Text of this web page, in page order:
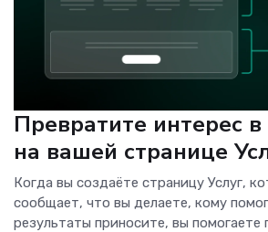
Превратите интерес
на вашей странице
Когда вы создаёте страницу Услуг,
сообщает, что вы делаете, кому
результаты приносите, вы помогаете